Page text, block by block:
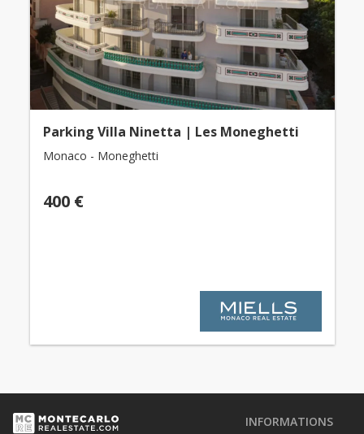
Parking Villa Ninetta | Les Moneghetti
Monaco - Moneghetti
400 €
INFORMATIONS